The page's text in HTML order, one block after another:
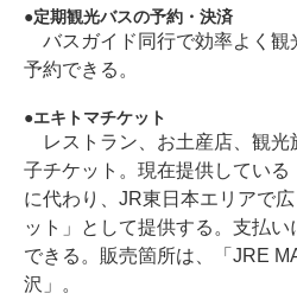
定期観光バスの予約・決済
バスガイド同行で効率よく観
予約できる。
エキトマチケット
レストラン、お土産店、観光
子チケット。現在提供している
に代わり、JR東日本エリアで
ット」として提供する。支払
できる。販売箇所は、「JRE
沢」。